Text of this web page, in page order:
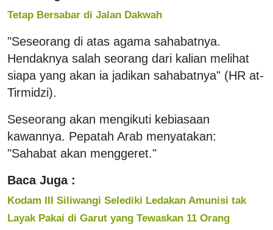
Tetap Bersabar di Jalan Dakwah
"Seseorang di atas agama sahabatnya.
Hendaknya salah seorang dari kalian melihat
siapa yang akan ia jadikan sahabatnya" (HR at-
Tirmidzi).
Seseorang akan mengikuti kebiasaan
kawannya. Pepatah Arab menyatakan:
"Sahabat akan menggeret."
Baca Juga :
Kodam III Siliwangi Selediki Ledakan Amunisi tak
Layak Pakai di Garut yang Tewaskan 11 Orang